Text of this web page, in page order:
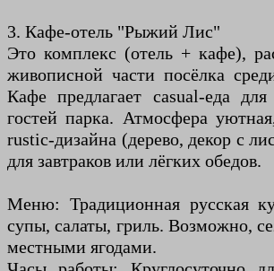
3. Кафе-отель "Рыжий Лис"
Это комплекс (отель + кафе),
живописной части посёлка
Кафе предлагает casual-еда
гостей парка. Атмосфера
rustic-дизайна (дерево, декор с
для завтраков или лёгких обедов.
Меню: Традиционная русская
супы, салаты, гриль. Возможно,
местными ягодами.